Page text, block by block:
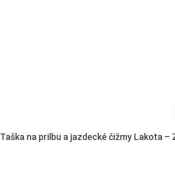
Taška na prilbu a jazdecké čižmy Lakota –